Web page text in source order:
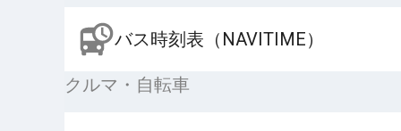
バス時刻表（NAVITIME）
クルマ・自転車